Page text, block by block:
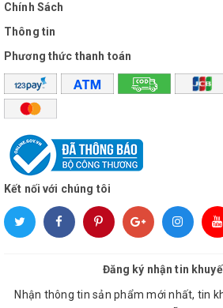
Chính Sách
Thông tin
Phương thức thanh toán
Kết nối với chúng tôi
Đăng ký nhận tin
Nhận thông tin sản phẩm mới nhất, tin